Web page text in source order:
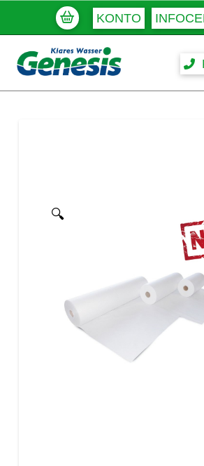
KONTO
🔍